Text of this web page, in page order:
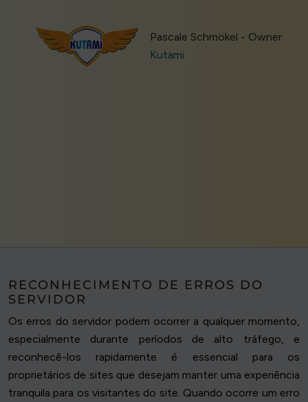
Pascale Schmökel - Owner
Kutami
RECONHECIMENTO DE ERROS DO
SERVIDOR
Os erros do servidor podem ocorrer a qualquer momento,
especialmente durante períodos de alto tráfego, e
reconhecê-los rapidamente é essencial para os
proprietários de sites que desejam manter uma experiência
tranquila para os visitantes do site. Quando ocorre um erro